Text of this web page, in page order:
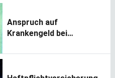
Anspruch auf
Krankengeld bei
Krankmeldung